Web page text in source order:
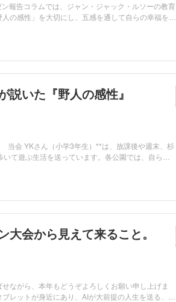
告コラムでは、ジャン・ジャック・ルソーの教育
の感性」を大切にし、五感を通して自らの幸福を身
いた『野人の感性』
会 YKさん（小学3年生）**は、放課後や週末、杉
て遊ぶ生活を送っています。各公園では、自ら声
会から見えて来ること。
がら、本年もどうぞよろしくお願い申し上げま
レットが身近にあり、AIが大前提の人生を送る、現